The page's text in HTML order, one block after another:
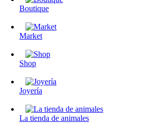
Boutique
Market
Shop
Joyería
La tienda de animales